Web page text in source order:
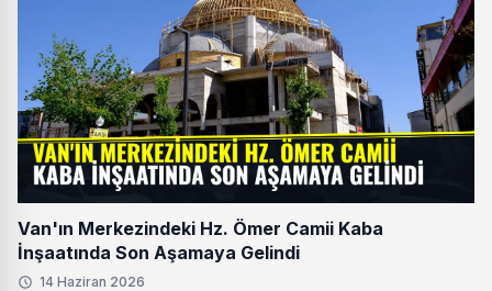
Van'ın Merkezindeki Hz. Ömer Camii Kaba
İnşaatında Son Aşamaya Gelindi
14 Haziran 2026